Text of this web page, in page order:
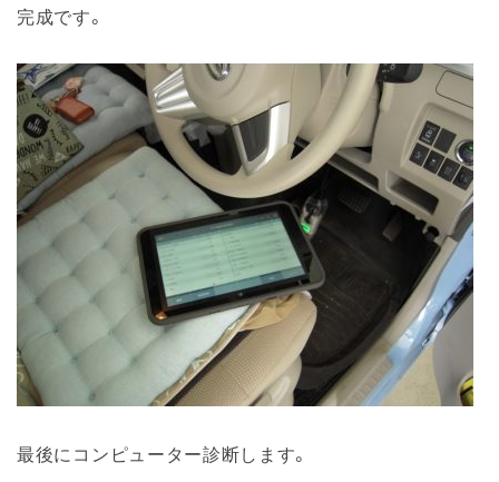
完成です。
最後にコンピューター診断します。